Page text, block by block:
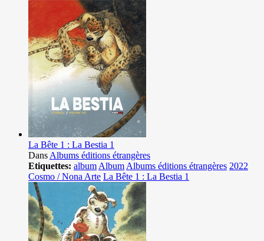
La Bête 1 : La Bestia 1
Dans Albums éditions étrangères
Etiquettes: album Album Albums éditions étrangères 2022
Cosmo / Nona Arte La Bête 1 : La Bestia 1